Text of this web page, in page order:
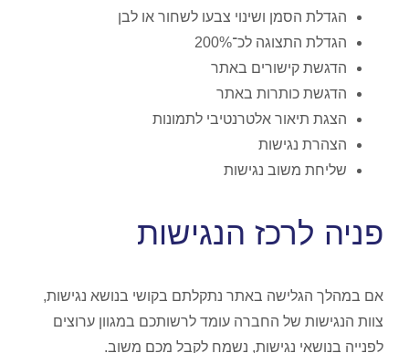
הגדלת הסמן ושינוי צבעו לשחור או לבן
הגדלת התצוגה לכ־200%
הדגשת קישורים באתר
הדגשת כותרות באתר
הצגת תיאור אלטרנטיבי לתמונות
הצהרת נגישות
שליחת משוב נגישות
פניה לרכז הנגישות
אם במהלך הגלישה באתר נתקלתם בקושי בנושא נגישות,
צוות הנגישות של החברה עומד לרשותכם במגוון ערוצים
לפנייה בנושאי נגישות, נשמח לקבל מכם משוב.